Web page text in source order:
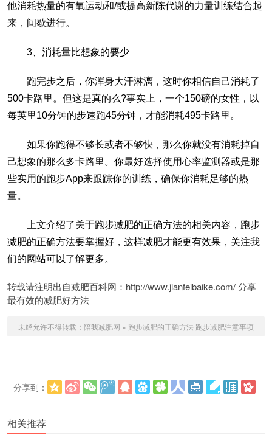
他消耗热量的有氧运动和/或提高新陈代谢的力量训练结合起
来，间歇进行。
3、消耗量比想象的要少
跑完步之后，你浑身大汗淋漓，这时你相信自己消耗了
500卡路里。但这是真的么?事实上，一个150磅的女性，以
每英里10分钟的步速跑45分钟，才能消耗495卡路里。
如果你跑得不够长或者不够快，那么你就没有消耗掉自
己想象的那么多卡路里。你最好选择使用心率监测器或是那
些实用的跑步App来跟踪你的训练，确保你消耗足够的热
量。
上文介绍了关于跑步减肥的正确方法的相关内容，跑步
减肥的正确方法要掌握好，这样减肥才能更有效果，关注我
们的网站可以了解更多。
转载请注明出自减肥百科网：http://www.jianfeibaike.com/ 分享
最有效的减肥好方法
未经允许不得转载： 陪我减肥网 » 跑步减肥的正确方法 跑步减肥注意事项
分享到：
相关推荐